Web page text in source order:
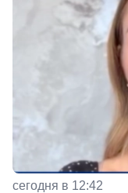
сегодня в 12:42